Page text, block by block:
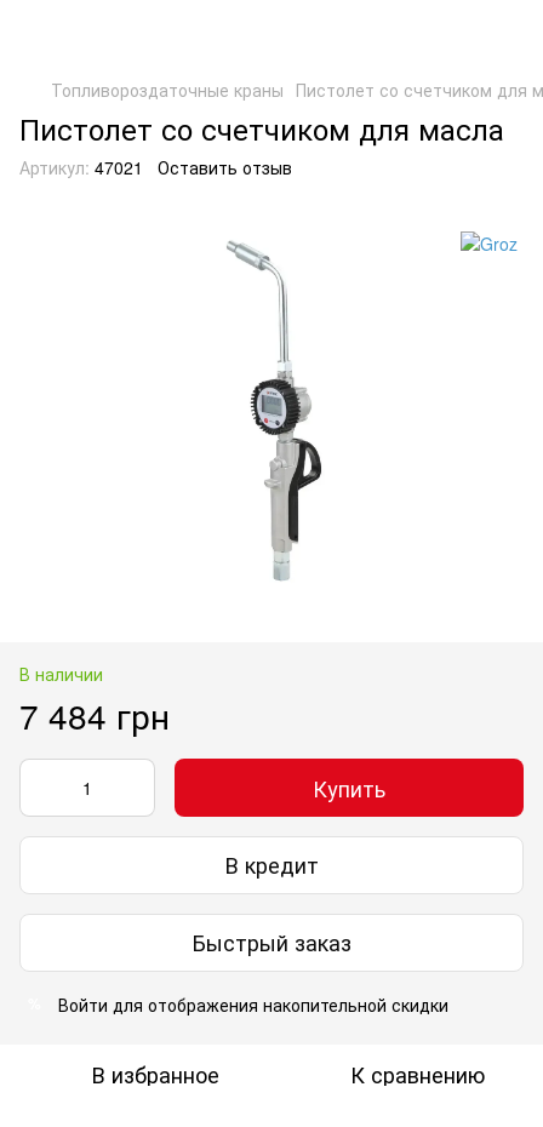
Топливороздаточные краны Пистолет со счетчиком для
Пистолет со счетчиком для масла
Артикул: 47021 Оставить отзыв
В наличии
7 484 грн
Купить
В кредит
Быстрый заказ
Войти для отображения накопительной скидки
В избранное К сравнению